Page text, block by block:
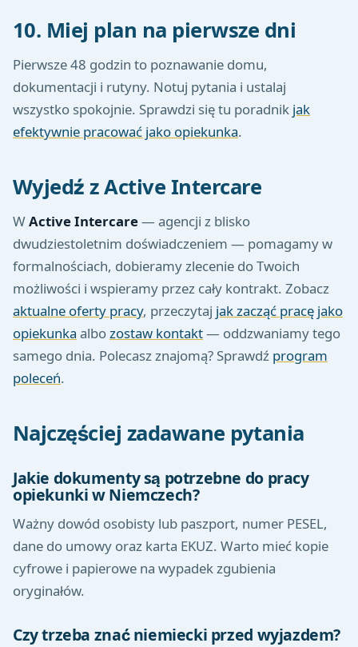
10. Miej plan na pierwsze dni
Pierwsze 48 godzin to poznawanie domu,
dokumentacji i rutyny. Notuj pytania i ustalaj
wszystko spokojnie. Sprawdzi się tu poradnik jak
efektywnie pracować jako opiekunka.
Wyjedź z Active Intercare
WActive Intercare— agencji z blisko
dwudziestoletnim doświadczeniem — pomagamy w
formalnościach, dobieramy zlecenie do Twoich
możliwości i wspieramy przez cały kontrakt. Zobacz
aktualne oferty pracy, przeczytaj jak zacząć pracę jako
opiekunka albo zostaw kontakt— oddzwaniamy tego
samego dnia. Polecasz znajomą? Sprawdź program
poleceń.
Najczęściej zadawane pytania
Jakie dokumenty są potrzebne do pracy
opiekunki w Niemczech?
Ważny dowód osobisty lub paszport, numer PESEL,
dane do umowy oraz karta EKUZ. Warto mieć kopie
cyfrowe i papierowe na wypadek zgubienia
oryginałów.
Czy trzeba znać niemiecki przed wyjazdem?